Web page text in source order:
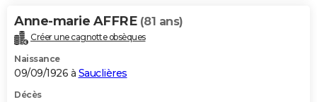
Anne-marie AFFRE (81 ans)
Créer une cagnotte obsèques
Naissance
09/09/1926 à Sauclières
Décès